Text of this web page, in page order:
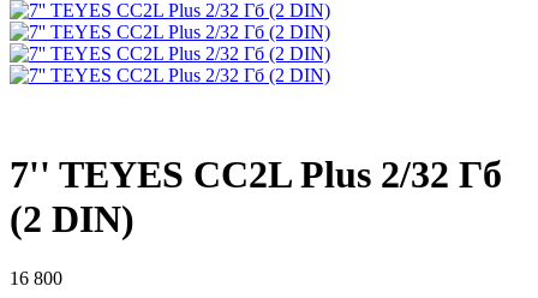
7'' TEYES CC2L Plus 2/32 Гб
(2 DIN)
16 800